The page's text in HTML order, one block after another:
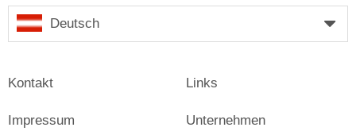
Deutsch
Kontakt
Impressum
Links
Unternehmen